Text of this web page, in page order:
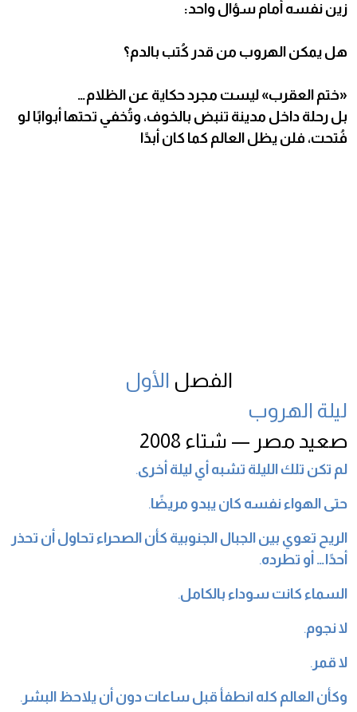
زين نفسه أمام سؤال واحد:
هل يمكن الهروب من قدر كُتب بالدم؟
«ختم العقرب» ليست مجرد حكاية عن الظلام…
بل رحلة داخل مدينة تنبض بالخوف، وتُخفي تحتها أبوابًا لو
فُتحت، فلن يظل العالم كما كان أبدًا
الفصل الأول
ليلة الهروب
صعيد مصر — شتاء 2008
لم تكن تلك الليلة تشبه أي ليلة أخرى.
حتى الهواء نفسه كان يبدو مريضًا.
الريح تعوي بين الجبال الجنوبية كأن الصحراء تحاول أن تحذر
أحدًا… أو تطرده.
السماء كانت سوداء بالكامل.
لا نجوم.
لا قمر .
وكأن العالم كله انطفأ قبل ساعات دون أن يلاحظ البشر .